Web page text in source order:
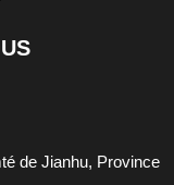
de Jianhu, Province